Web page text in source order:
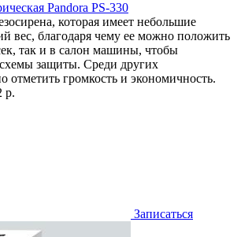
Pandora PS-330
которая имеет небольшие
вес, благодаря чему ее можно положить
так и в салон машины, чтобы
защиты. Среди других
отметить громкость и экономичность.
р.
Записаться